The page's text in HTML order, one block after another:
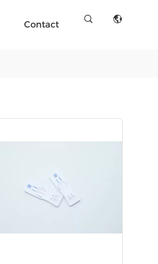
Contact